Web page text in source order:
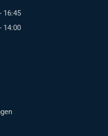
16:45
14:00